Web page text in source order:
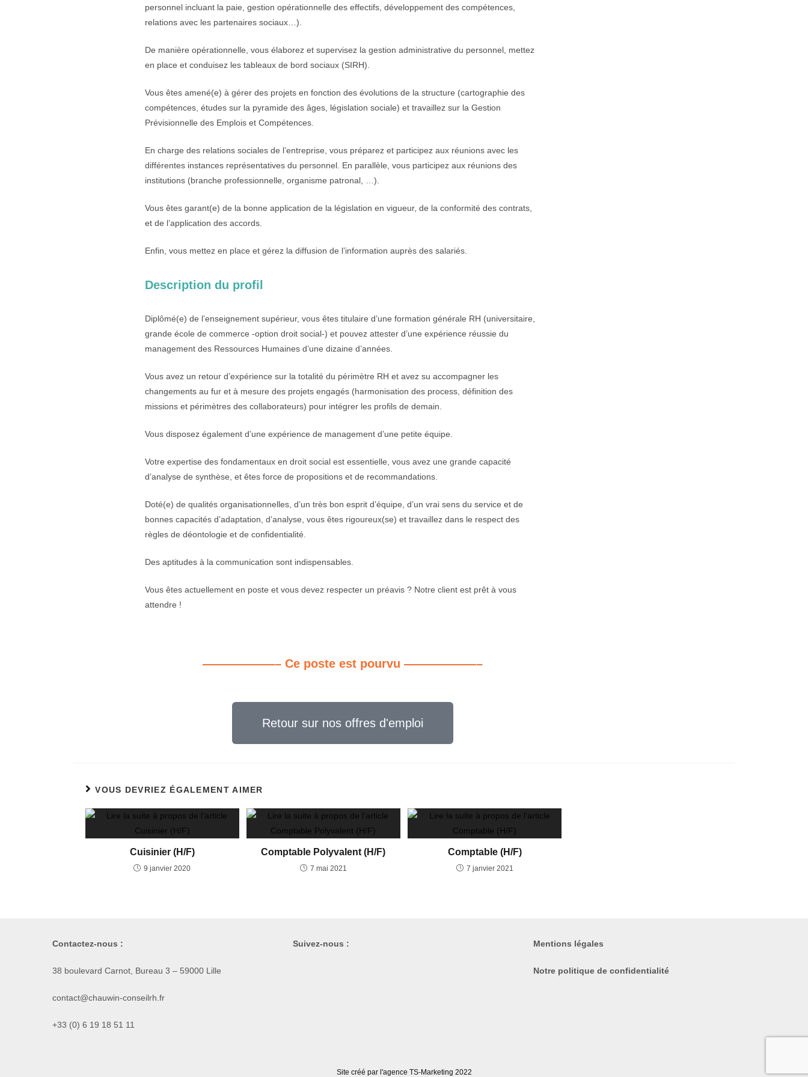
personnel incluant la paie, gestion opérationnelle des effectifs, développement des compétences,
relations avec les partenaires sociaux…).
De manière opérationnelle, vous élaborez et supervisez la gestion administrative du personnel, mettez
en place et conduisez les tableaux de bord sociaux (SIRH).
Vous êtes amené(e) à gérer des projets en fonction des évolutions de la structure (cartographie des
compétences, études sur la pyramide des âges, législation sociale) et travaillez sur la Gestion
Prévisionnelle des Emplois et Compétences.
En charge des relations sociales de l’entreprise, vous préparez et participez aux réunions avec les
différentes instances représentatives du personnel. En parallèle, vous participez aux réunions des
institutions (branche professionnelle, organisme patronal, …).
Vous êtes garant(e) de la bonne application de la législation en vigueur, de la conformité des contrats,
et de l’application des accords.
Enfin, vous mettez en place et gérez la diffusion de l’information auprès des salariés.
Description du profil
Diplômé(e) de l’enseignement supérieur, vous êtes titulaire d’une formation générale RH (universitaire,
grande école de commerce -option droit social-) et pouvez attester d’une expérience réussie du
management des Ressources Humaines d’une dizaine d’années.
Vous avez un retour d’expérience sur la totalité du périmètre RH et avez su accompagner les
changements au fur et à mesure des projets engagés (harmonisation des process, définition des
missions et périmètres des collaborateurs) pour intégrer les profils de demain.
Vous disposez également d’une expérience de management d’une petite équipe.
Votre expertise des fondamentaux en droit social est essentielle, vous avez une grande capacité
d’analyse de synthèse, et êtes force de propositions et de recommandations.
Doté(e) de qualités organisationnelles, d’un très bon esprit d’équipe, d’un vrai sens du service et de
bonnes capacités d’adaptation, d’analyse, vous êtes rigoureux(se) et travaillez dans le respect des
règles de déontologie et de confidentialité.
Des aptitudes à la communication sont indispensables.
Vous êtes actuellement en poste et vous devez respecter un préavis ? Notre client est prêt à vous
attendre !
——————– Ce poste est pourvu ——————–
Retour sur nos offres d'emploi
VOUS DEVRIEZ ÉGALEMENT AIMER
Cuisinier (H/F)
9 janvier 2020
Comptable Polyvalent (H/F)
7 mai 2021
Comptable (H/F)
7 janvier 2021
Contactez-nous :
38 boulevard Carnot, Bureau 3 – 59000 Lille
contact@chauwin-conseilrh.fr
+33 (0) 6 19 18 51 11
Suivez-nous : Mentions légales
Notre politique de confidentialité
Site créé par l'agence TS-Marketing 2022